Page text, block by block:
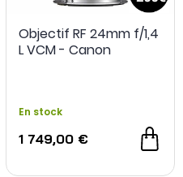
Objectif RF 24mm f/1,4
L VCM - Canon
En stock
1 749,00 €